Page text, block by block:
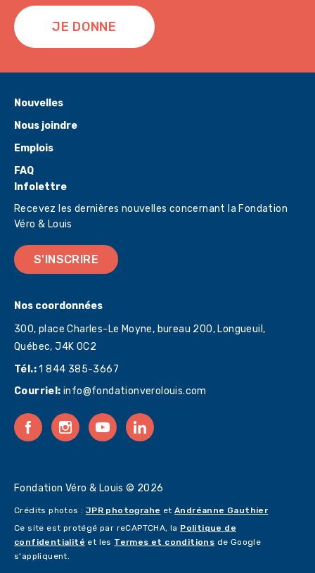
JE DONNE
Infolettre
Recevez les dernières nouvelles concernant la Fondation
Véro & Louis
S'INSCRIRE
Nos coordonnées
300, place Charles-Le Moyne, bureau 200, Longueuil,
Québec,J4K 0C2
Tél.:1 844 385-3667
Courriel: info@fondationverolouis.com
Nouvelles
Nous joindre
Emplois
FAQ
Fondation Véro & Louis © 2026
Crédits photos : JPR photograhe etAndréanne Gauthier
Ce site est protégé par reCAPTCHA, la Politique de
confidentialité et les Termes et conditions de Google
s'appliquent.